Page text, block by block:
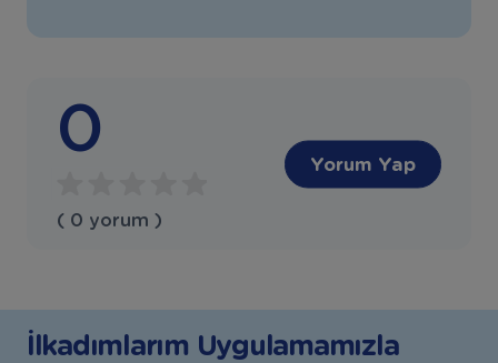
0
( 0 yorum )
Yorum Yap
İlkadımlarım Uygulamamızla